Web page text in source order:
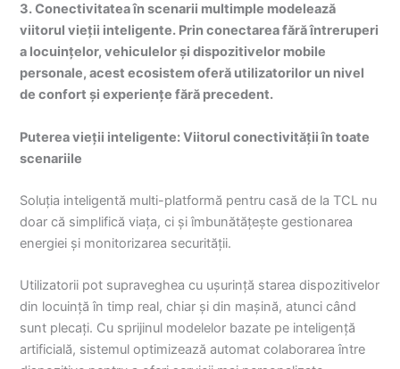
3. Conectivitatea în scenarii multimple modelează
viitorul vieții inteligente. Prin conectarea fără întreruperi
a locuințelor, vehiculelor și dispozitivelor mobile
personale, acest ecosistem oferă utilizatorilor un nivel
de confort și experiențe fără precedent.
Puterea vieții inteligente: Viitorul conectivității în toate
scenariile
Soluția inteligentă multi-platformă pentru casă de la TCL nu
doar că simplifică viața, ci și îmbunătățește gestionarea
energiei și monitorizarea securității.
Utilizatorii pot supraveghea cu ușurință starea dispozitivelor
din locuință în timp real, chiar și din mașină, atunci când
sunt plecați. Cu sprijinul modelelor bazate pe inteligență
artificială, sistemul optimizează automat colaborarea între